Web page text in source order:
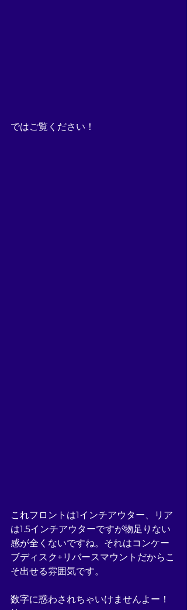
ではご覧ください！
これフロントは1インチアウター、リア
は1.5インチアウターですが物足りない
感が全くないですね。それはコンケー
ブディスク+リバースマウントだからこ
そ出せる雰囲気です。
数字に惑わされちゃいけませんよー！